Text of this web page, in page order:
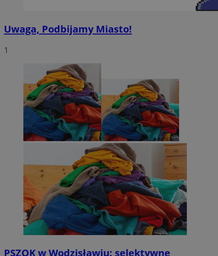
Uwaga, Podbijamy Miasto!
1
PSZOK w Wodzisławiu: selektywne